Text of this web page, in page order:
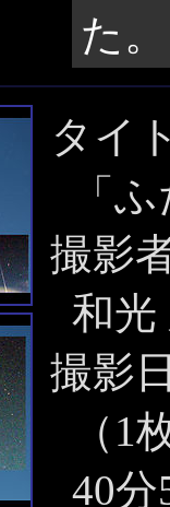
た。
タイ
「
撮影
和光
撮影
（1
40分